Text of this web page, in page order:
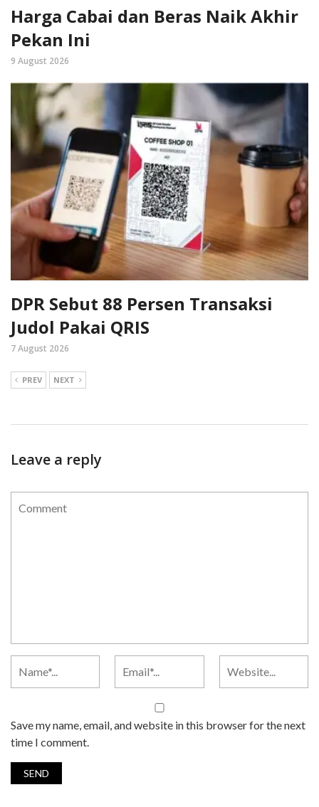
Harga Cabai dan Beras Naik Akhir
Pekan Ini
9 August 2026
DPR Sebut 88 Persen Transaksi
Judol Pakai QRIS
7 August 2026
PREV NEXT
Leave a reply
Save my name, email, and website in this browser for the next
time I comment.